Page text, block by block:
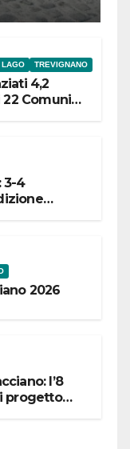
LAGO TREVIGNANO
4,2
Comuni
3-4
2026
l’8
progetto